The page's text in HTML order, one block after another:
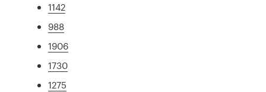
1142
988
1906
1730
1275